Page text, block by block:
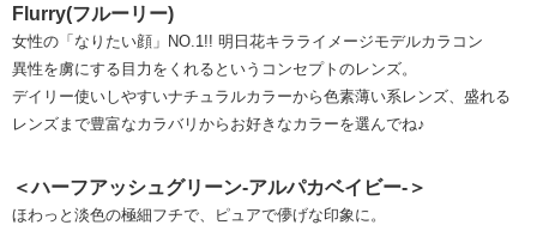
Flurry(フルーリー)
女性の「なりたい顔」NO.1!! 明日花キラライメージモデルカラコン
異性を虜にする目力をくれるというコンセプトのレンズ。
デイリー使いしやすいナチュラルカラーから色素薄い系レンズ、盛れる
レンズまで豊富なカラバリからお好きなカラーを選んでね♪
＜ハーフアッシュグリーン-アルパカベイビー-＞
ほわっと淡色の極細フチで、ピュアで儚げな印象に。